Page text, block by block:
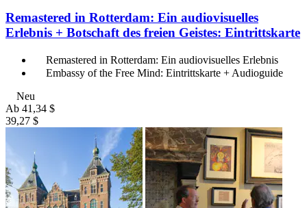
Remastered in Rotterdam: Ein audiovisuelles
Erlebnis + Botschaft des freien Geistes: Eintrittskarte
Remastered in Rotterdam: Ein audiovisuelles Erlebnis
Embassy of the Free Mind: Eintrittskarte + Audioguide
Neu
Ab 41,34 $
39,27 $